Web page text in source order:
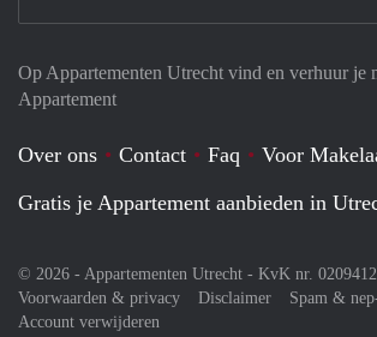
Op Appartementen Utrecht vind en verhuur je
Appartement
Over ons Contact Faq Voor
Gratis je Appartement aanbieden in
© 2026 - Appartementen Utrecht - KvK nr.
Voorwaarden & privacy
Disclaimer
Spam &
Account verwijderen